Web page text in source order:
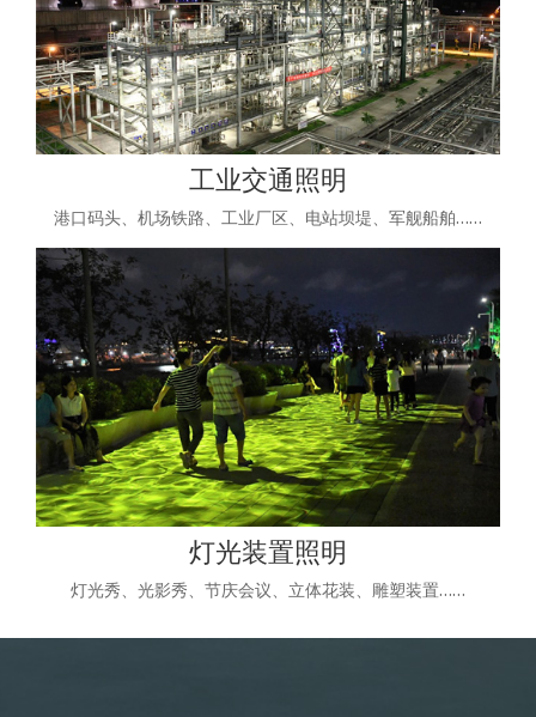
工业交通照明
港口码头、机场铁路、工业厂区、电站坝堤、军舰船舶……
灯光装置照明
灯光秀、光影秀、节庆会议、立体花装、雕塑装置……